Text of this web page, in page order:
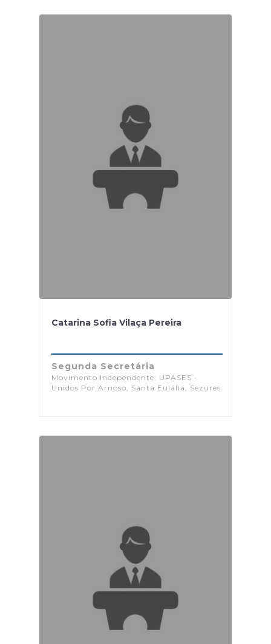
Catarina Sofia Vilaça Pereira
Segunda Secretária
Movimento Independente: UPASES -
Unidos Por Arnoso, Santa Eulália, Sezures